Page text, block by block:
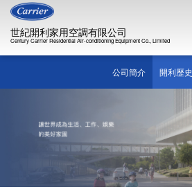
世紀開利家用空調有限公司
Century Carrier Residential Air-conditioning Equipment Co., Limited
公司簡介 開利歷史